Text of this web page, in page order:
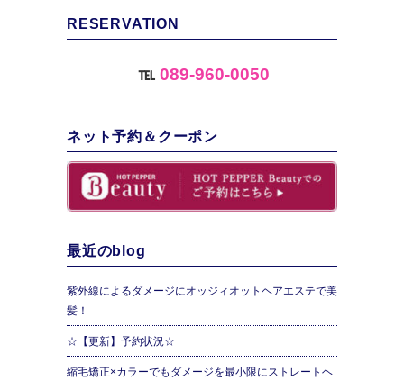
RESERVATION
℡ 089-960-0050
ネット予約＆クーポン
最近のblog
紫外線によるダメージにオッジィオットヘアエステで美
髪！
☆【更新】予約状況☆
縮毛矯正×カラーでもダメージを最小限にストレートヘ